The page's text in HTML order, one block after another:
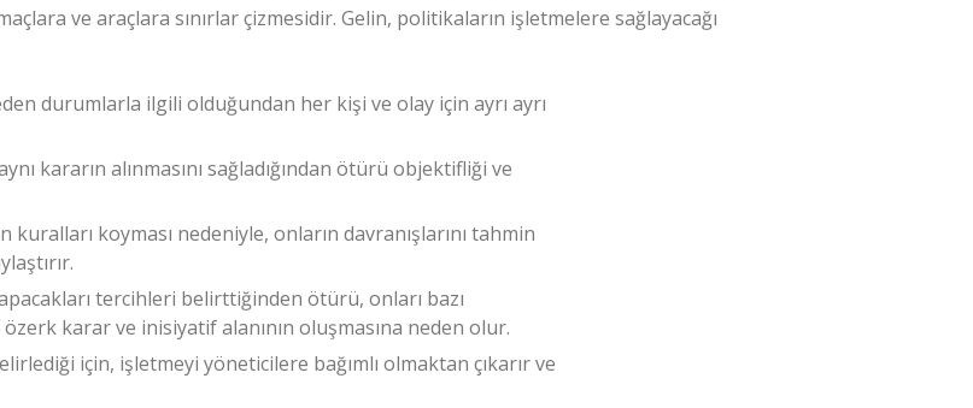
ve araçlara sınırlar çizmesidir. Gelin, politikaların işletmelere sağlayacağı
durumlarla ilgili olduğundan her kişi ve olay için ayrı ayrı
kararın alınmasını sağladığından ötürü objektifliği ve
koyması nedeniyle, onların davranışlarını tahmin
tercihleri belirttiğinden ötürü, onları bazı
karar ve inisiyatif alanının oluşmasına neden olur.
için, işletmeyi yöneticilere bağımlı olmaktan çıkarır ve